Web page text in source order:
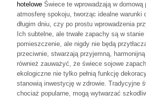
hotelowe Świece te wprowadzają w domową
atmosferę spokoju, tworząc idealne warunki
długim dniu, czy po prostu wprowadzenia
Ich subtelne, ale trwałe zapachy są w stanie
pomieszczenie, ale nigdy nie będą
przeciwnie, stwarzają przyjemną,
również zauważyć, że świece sojowe
ekologiczne nie tylko pełnią funkcję
stanowią inwestycję w zdrowie. Tradycyjne
chociaż popularne, mogą wytwarzać